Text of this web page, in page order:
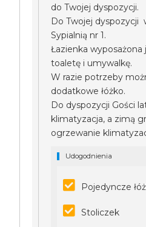
do Twojej dyspozycji.
Do Twojej dyspozycji
Sypialnią nr 1.
Łazienka wyposażona
toaletę i umywalkę.
W razie potrzeby
dodatkowe łóżko.
Do dyspozycji Gości
klimatyzacja, a zimą
ogrzewanie
Udogodnienia
Pojedyncze
Stoliczek